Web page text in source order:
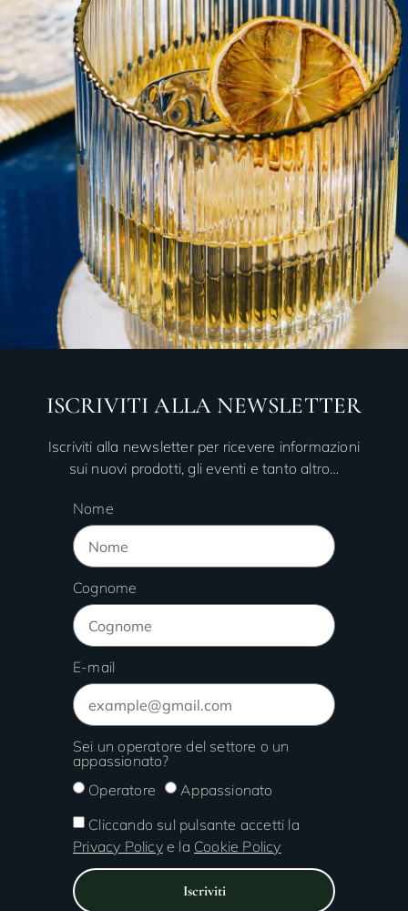
ISCRIVITI ALLA NEWSLETTER
Iscriviti alla newsletter per ricevere informazioni
sui nuovi prodotti, gli eventi e tanto altro…
Nome
Cognome
E-mail
Sei un operatore del settore o un
appassionato?
Operatore
Appassionato
Cliccando sul pulsante accetti la
Privacy Policye la Cookie Policy
Iscriviti